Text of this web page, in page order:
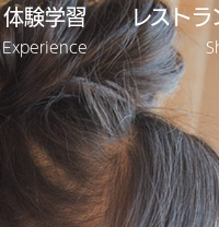
体験学習
Experience
レストラ